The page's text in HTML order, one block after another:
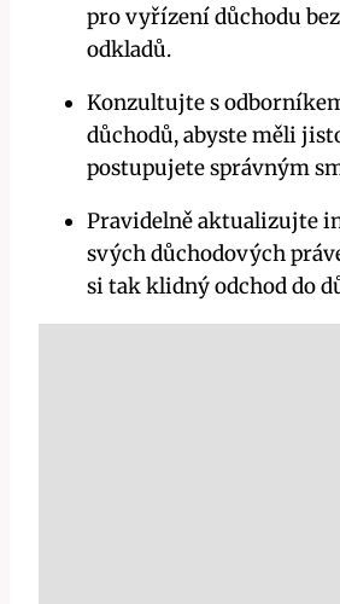
pro vyřízení‍ důchodu
odkladů.
Konzultujte s
‍důchodů,‌ abyste měli
postupujete správným
Pravidelně⁤ aktualizujte
svých důchodových
si tak ⁢klidný odchod⁣ do